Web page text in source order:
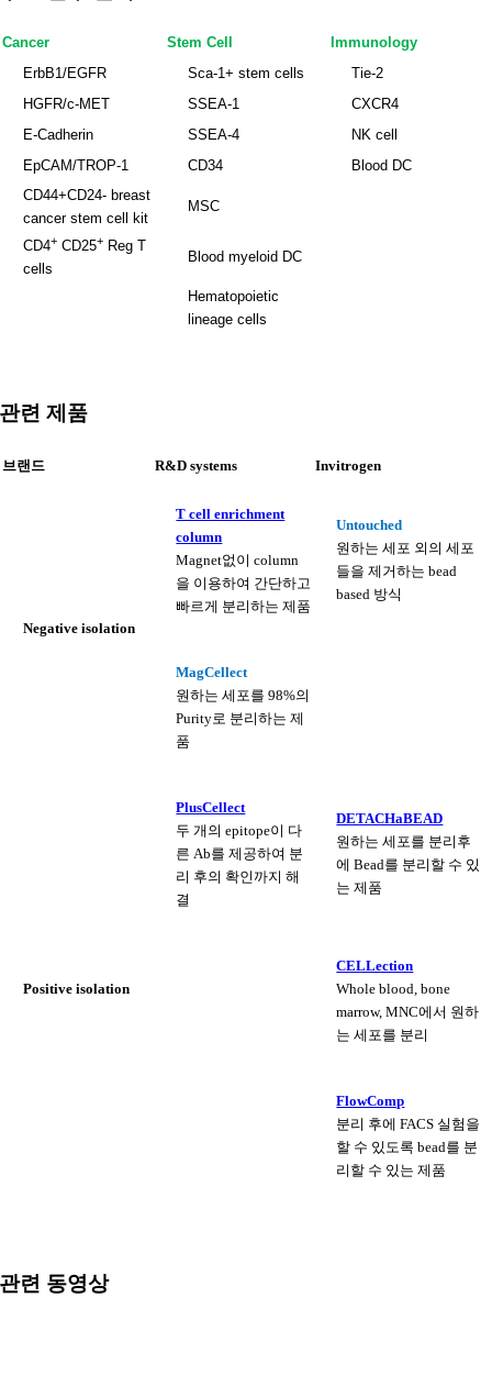
Cancer Stem Cell
Immunology
ErbB1/EGFR
Sca-1+ stem cells
Tie-2
HGFR/c-MET
SSEA-1
CXCR4
E-Cadherin
SSEA-4
NK cell
EpCAM/TROP-1
CD34
Blood DC
CD44+CD24- breast
cancer stem cell kit
MSC
CD4+ CD25+ Reg T
cells
Blood myeloid DC
Hematopoietic
lineage cells
관련 제품
브랜드 R&D systems Invitrogen
Negative isolation
T cell enrichment
column
Magnet없이 column
을 이용하여 간단하고
빠르게 분리하는 제품
Untouched
원하는 세포 외의 세포
들을 제거하는 bead
based 방식
MagCellect
원하는 세포를 98%의
Purity로 분리하는 제
품
Positive isolation
PlusCellect
두 개의 epitope이 다
른 Ab를 제공하여 분
리 후의 확인까지 해
결
DETACHaBEAD
원하는 세포를 분리후
에 Bead를 분리할 수 있
는 제품
CELLection
Whole blood, bone
marrow, MNC에서 원하
는 세포를 분리
FlowComp
분리 후에 FACS 실험을
할 수 있도록 bead를 분
리할 수 있는 제품
관련 동영상